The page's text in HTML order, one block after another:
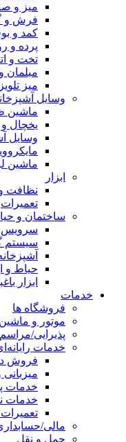
میز و
فرش و
کمد و
پرده و
تخت و
مبلمان
میز
وسایل
ماشین
یخچال و
وسایل
ماشین
ابزار
نظافت
تعمیرات
ساختمان و
سرویس
سیستم
آشپزخانه
حیاط و
ابزار
خدمات
فروشگاه ها
موتور و ماشین
پذیرایی/مراسم
خدمات
فروش
خدمات
خدمات
مالی/
حمل و نقل